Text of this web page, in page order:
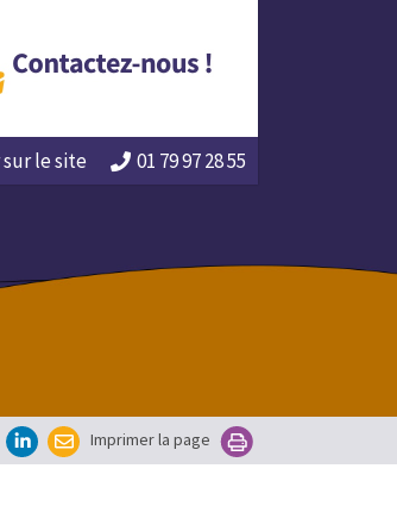
sur le site 01 79 97 28 55
Imprimer la page